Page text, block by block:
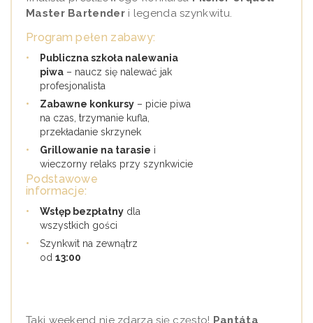
Master Bartenderi legenda szynkwitu.
Program pełen zabawy:
•
Publiczna szkoła nalewania
piwa – naucz się nalewać jak
profesjonalista
•
Zabawne konkursy – picie piwa
na czas, trzymanie kufla,
przekładanie skrzynek
•
Grillowanie na tarasie i
wieczorny relaks przy szynkwicie
Podstawowe
informacje:
• Wstęp bezpłatny dla
wszystkich gości
•
Szynkwit na zewnątrz
od 13:00
Taki weekend nie zdarza się często! Pantáta